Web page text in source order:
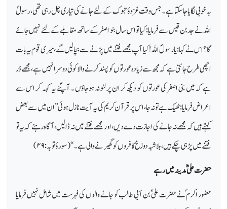
بہ خوبی لگایا جاسکتا ہے۔ جس وقت غزوۂ تبوک کے لئے جانے کی تیاری چل رہی تھی، رسولؐ
اللہ نے جد بن قیس سے فرمایا: کیا تو اس سال بنو اصفر کے ساتھ مقابلے کے لئے نہیں جائے
گا؟ اس نے کہا: یارسولؐ اللہ! کیا آپ مجھے فتنے میں پڑنے سے بچالیں گے، میری قوم یہ بات
اچھی طرح جانتی ہے کہ مجھ سے زیادہ عورتوں کو پسند کرنے والا کوئی دوسرا نہیں ہے، مجھے ڈر
ہے کہ میں بنی اصفر کی عورتوں کو دیکھ کر ان پر لٹو نہ ہوجاؤں ۔ آپؐنے یہ کہہ کر اس سے
اعراض فرمایا: ٹھیک ہے تو نہ جا، اس پر قرآن کریم کی یہ آیت نازل ہوئی ’’ان میں سے بعض
کہتے ہیں کہ مجھے نہ جانے کی اجازت دے دیں ، اور مجھے فتنے میں نہ ڈالیں ، آگاہ رہئے کہ یہ تو
فتنے میں پڑ ہی چکے ہیں ، بلاشبہ دوزخ کافروں کو گھیرنے والی ہے۔‘‘ (سورۂ توبہ:۴۹)
حضرت علیؓ مدینہ میں رہے
حضور اکرم ؐ نے حضرت علیؓ بن أبی طالب کو جانے والوں کی فہرست میں شامل نہیں فرمایا